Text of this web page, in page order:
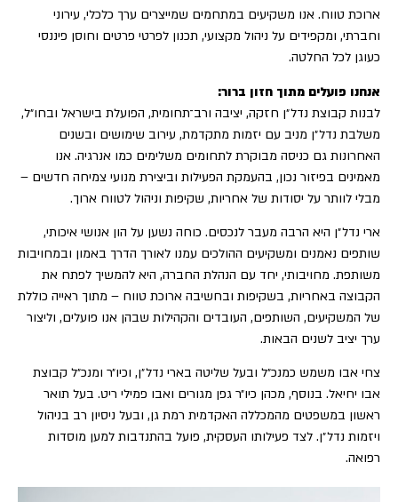
ארוכת טווח. אנו משקיעים במתחמים שמייצרים ערך כלכלי, עירוני
וחברתי, ומקפידים על ניהול מקצועי, תכנון לפרטי פרטים וחוסן פיננסי
כעוגן לכל החלטה.
אנחנו פועלים מתוך חזון ברור:
לבנות קבוצת נדל״ן חזקה, יציבה ורב־תחומית, הפועלת בישראל ובחו״ל,
משלבת נדל״ן מניב עם יזמות מתקדמת, עירוב שימושים ובשנים
האחרונות גם כניסה מבוקרת לתחומים משלימים כמו אנרגיה. אנו
מאמינים בפיזור נכון, בהעמקת הפעילות וביצירת מנועי צמיחה חדשים –
מבלי לוותר על יסודות של אחריות, שקיפות וניהול לטווח ארוך.
ארי נדל״ן היא הרבה מעבר לנכסים. כוחה נשען על הון אנושי איכותי,
שותפים נאמנים ומשקיעים ההולכים עמנו לאורך הדרך באמון ובמחויבות
משותפת. מחויבותי, יחד עם הנהלת החברה, היא להמשיך לפתח את
הקבוצה באחריות, בשקיפות ובחשיבה ארוכת טווח – מתוך ראייה כוללת
של המשקיעים, השותפים, העובדים והקהילות שבהן אנו פועלים, וליצור
ערך יציב לשנים הבאות.
צחי אבו משמש כמנכ״ל ובעל שליטה בארי נדל״ן, וכיו״ר ומנכ״ל קבוצת
אבו יחיאל. בנוסף, מכהן כיו״ר גפן מגורים ואבו פמילי ריט. בעל תואר
ראשון במשפטים מהמכללה האקדמית רמת גן, ובעל ניסיון רב בניהול
ויזמות נדל״ן. לצד פעילותו העסקית, פועל בהתנדבות למען מוסדות
רפואה.